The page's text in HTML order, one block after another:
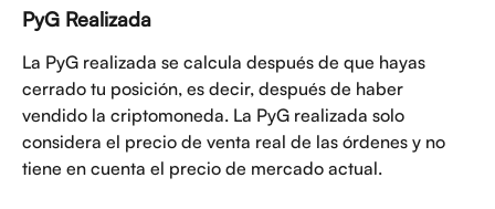
PyG Realizada
La PyG realizada se calcula después de que hayas
cerrado tu posición, es decir, después de haber
vendido la criptomoneda. La PyG realizada solo
considera el precio de venta real de las órdenes y no
tiene en cuenta el precio de mercado actual.